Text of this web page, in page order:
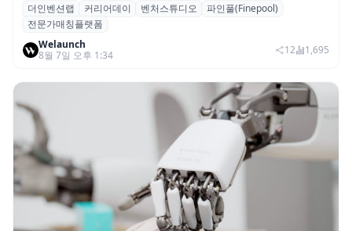
더인벤션랩·커리어데이, 스타트업 전문가 매
칭 플랫폼 ‘파인풀’ 출시
더인벤션랩 커리어데이 벤처스튜디오
파인풀(Finepool)
전문가매칭플랫폼
Welaunch
8월 7일 오후 1:34
12 1,695